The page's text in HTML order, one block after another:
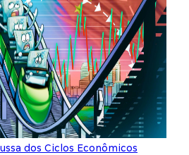
dos Ciclos Econômicos